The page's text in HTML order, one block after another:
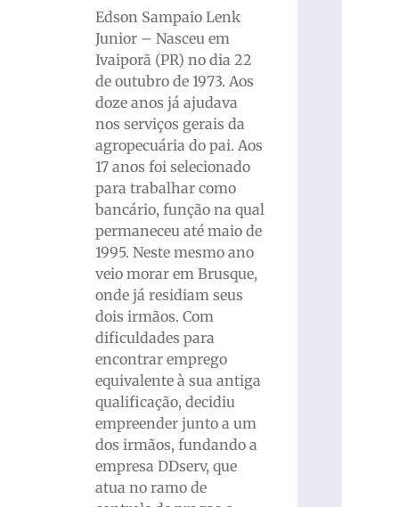
Edson Sampaio Lenk
Junior – Nasceu em
Ivaiporã (PR) no dia 22
de outubro de 1973. Aos
doze anos já ajudava
nos serviços gerais da
agropecuária do pai. Aos
17 anos foi selecionado
para trabalhar como
bancário, função na qual
permaneceu até maio de
1995. Neste mesmo ano
veio morar em Brusque,
onde já residiam seus
dois irmãos. Com
dificuldades para
encontrar emprego
equivalente à sua antiga
qualificação, decidiu
empreender junto a um
dos irmãos, fundando a
empresa DDserv, que
atua no ramo de